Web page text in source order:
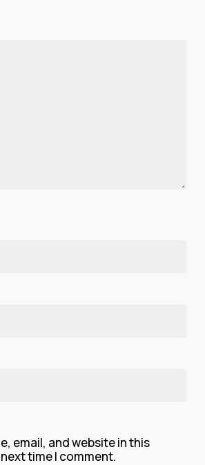
email, and website in this
time I comment.